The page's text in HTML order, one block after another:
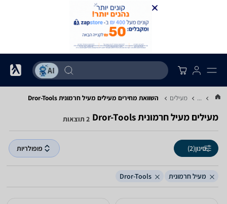
... מעילים השוואת מחירים מעילים ‏מעיל חרמונית ‏Dror-Tools
מעילים ‏מעיל חרמונית ‏Dror-Tools 2 תוצאות
סינון(2) פופולריות
מעיל חרמונית Dror-Tools